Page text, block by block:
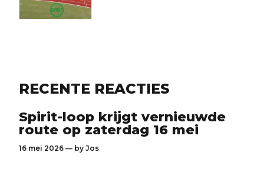
RECENTE REACTIES
Spirit-loop krijgt vernieuwde
route op zaterdag 16 mei
16 mei 2026 — by Jos